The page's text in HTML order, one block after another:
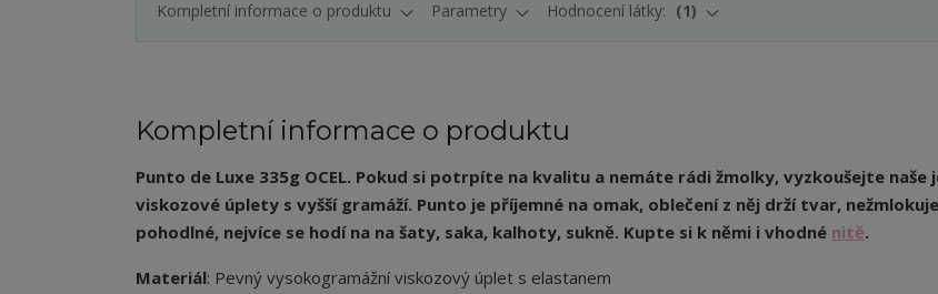
Kompletní informace o produktu Parametry Hodnocení látky: 1
Kompletní informace o produktu
Punto de Luxe 335g OCEL. Pokud si potrpíte na kvalitu a nemáte rádi žmolky, vyzkoušejte naše
viskozové úplety s vyšší gramáží. Punto je příjemné na omak, oblečení z něj drží tvar,
pohodlné, nejvíce se hodí na na šaty, saka, kalhoty, sukně. Kupte si k němi i vhodné nitě.
Materiál: Pevný vysokogramážní viskozový úplet s elastanem